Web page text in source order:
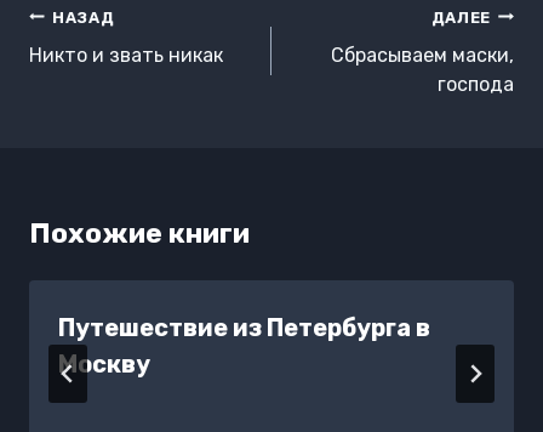
Навигация
по
НАЗАД
Никто и звать никак
ДАЛЕЕ
Сбрасываем маски,
господа
Похожие книги
Путешествие из Петербурга в
Москву